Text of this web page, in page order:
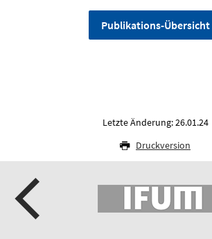
Publikations-Übersicht
Letzte Änderung: 26.01.24
Druckversion